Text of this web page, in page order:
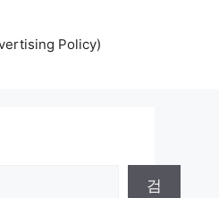
Policy)
검